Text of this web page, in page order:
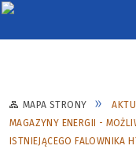
MAPA STRONY
MAGAZYNY ENERGII -
ISTNIEJĄCEGO FALOWNIKA